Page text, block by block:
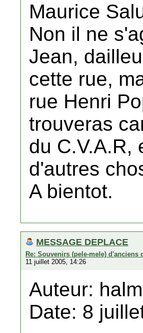
Maurice
Non il ne
Jean,
cette rue,
rue Henri
trouveras
du C.V.A.R,
d'autres
A bientot.
MESSAGE DEPLACE
Re: Souvenirs (pele-mele) d'anciens
11 juillet 2005, 14:26
Auteur:
Date: 8